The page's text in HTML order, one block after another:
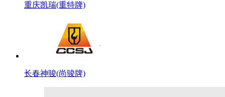
重庆凯瑞(重特牌)
长春神骏(尚骏牌)